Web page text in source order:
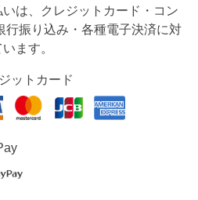
いは、クレジットカード・コン
行振り込み・各種電子決済に対
ます。
ットカード